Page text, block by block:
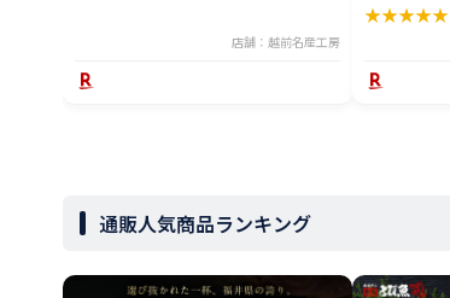
店舗：越前名産工房
★★★★★
通販人気商品ランキング